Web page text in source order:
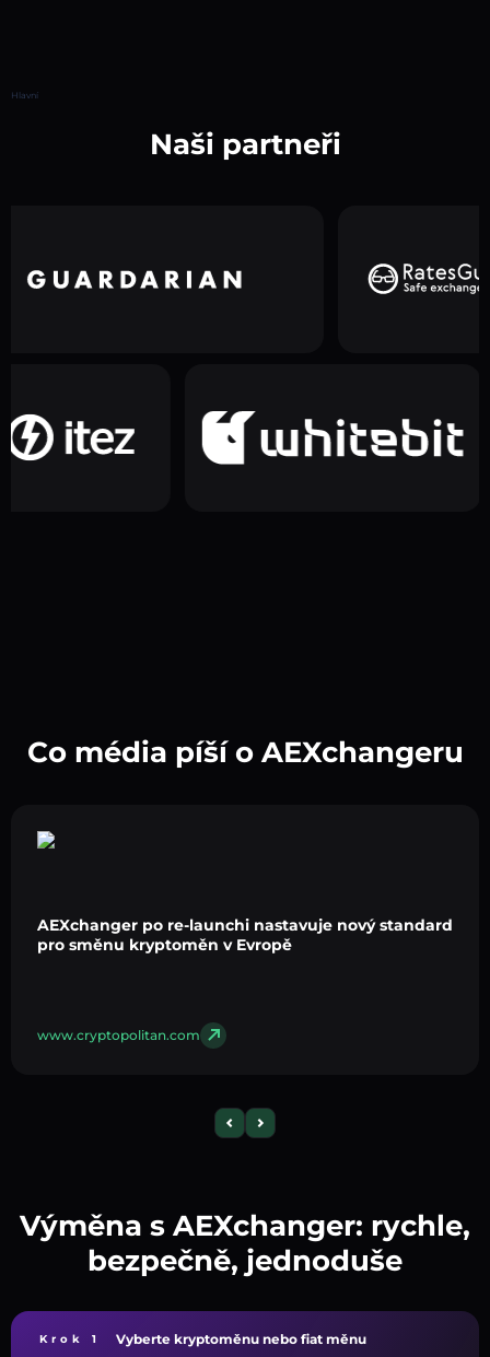
Hlavní
Naši partneři
Co média píší o AEXchangeru
AEXchanger po re-launchi nastavuje nový standard
pro směnu kryptoměn v Evropě
www.cryptopolitan.com
Výměna s AEXchanger: rychle,
bezpečně, jednoduše
Krok 1 Vyberte kryptoměnu nebo fiat měnu